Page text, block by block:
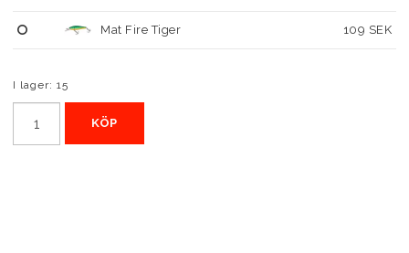
Mat Fire Tiger 109 SEK
I lager: 15
KÖP